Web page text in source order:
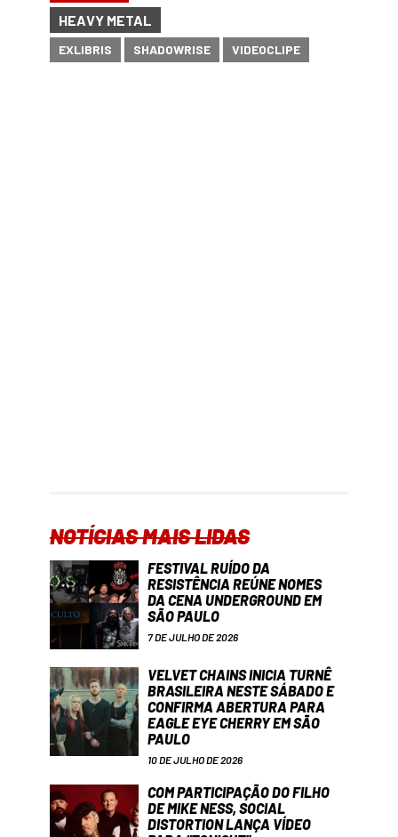
HEAVY METAL
EXLIBRIS SHADOWRISE VIDEOCLIPE
NOTÍCIAS MAIS LIDAS
FESTIVAL RUÍDO DA
RESISTÊNCIA REÚNE NOMES
DA CENA UNDERGROUND EM
SÃO PAULO
7 DE JULHO DE 2026
VELVET CHAINS INICIA TURNÊ
BRASILEIRA NESTE SÁBADO E
CONFIRMA ABERTURA PARA
EAGLE EYE CHERRY EM SÃO
PAULO
10 DE JULHO DE 2026
COM PARTICIPAÇÃO DO FILHO
DE MIKE NESS, SOCIAL
DISTORTION LANÇA VÍDEO